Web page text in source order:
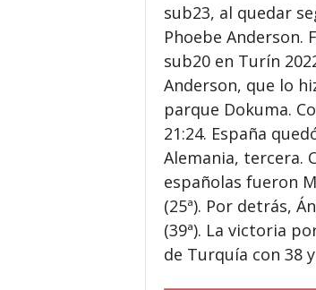
sub23, al quedar
Phoebe Anderson.
sub20 en Turín
Anderson, que lo
parque Dokuma.
21:24. España
Alemania, tercera.
españolas fueron
(25ª). Por detrás,
(39ª). La victoria
de Turquía con 38